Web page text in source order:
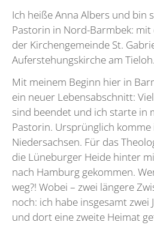
Ich heiße Anna Albers und bin
Pastorin in Nord-Barmbek:
der Kirchengemeinde St.
Auferstehungskirche am Tieloh.
Mit meinem Beginn hier in
ein neuer Lebensabschnitt:
sind beendet und ich starte in
Pastorin. Ursprünglich komme
Niedersachsen. Für das
die Lüneburger Heide hinter
nach Hamburg gekommen.
weg?! Wobei – zwei längere
noch: ich habe insgesamt zwei
und dort eine zweite Heimat